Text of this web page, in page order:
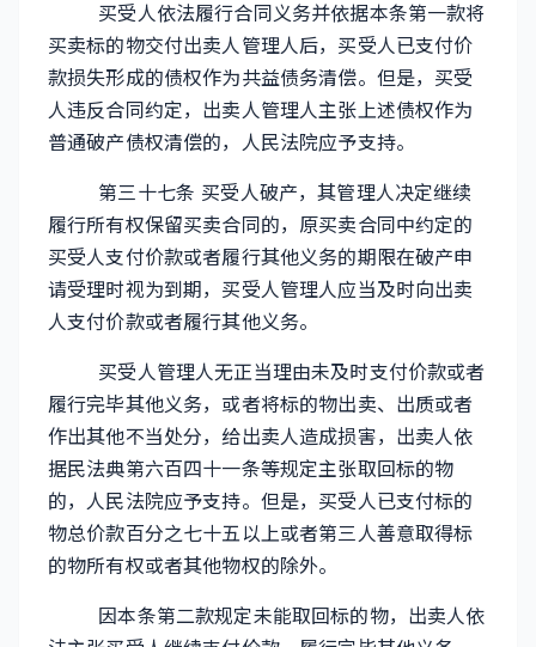
买受人依法履行合同义务并依据本条第一款将
买卖标的物交付出卖人管理人后，买受人已支付价
款损失形成的债权作为共益债务清偿。但是，买受
人违反合同约定，出卖人管理人主张上述债权作为
普通破产债权清偿的，人民法院应予支持。
第三十七条 买受人破产，其管理人决定继续
履行所有权保留买卖合同的，原买卖合同中约定的
买受人支付价款或者履行其他义务的期限在破产申
请受理时视为到期，买受人管理人应当及时向出卖
人支付价款或者履行其他义务。
买受人管理人无正当理由未及时支付价款或者
履行完毕其他义务，或者将标的物出卖、出质或者
作出其他不当处分，给出卖人造成损害，出卖人依
据民法典第六百四十一条等规定主张取回标的物
的，人民法院应予支持。但是，买受人已支付标的
物总价款百分之七十五以上或者第三人善意取得标
的物所有权或者其他物权的除外。
因本条第二款规定未能取回标的物，出卖人依